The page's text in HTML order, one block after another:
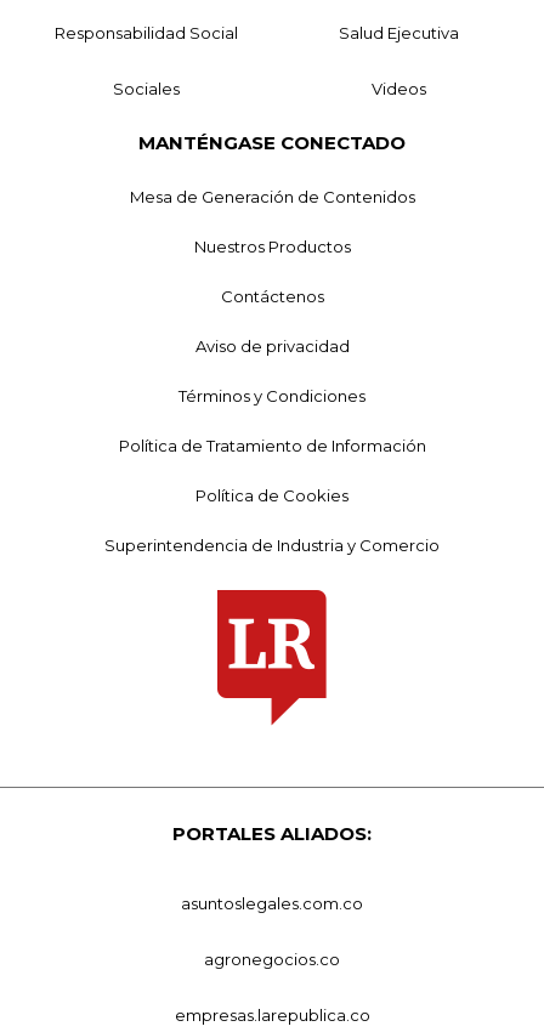
Responsabilidad Social Salud Ejecutiva
Sociales Videos
MANTÉNGASE CONECTADO
Mesa de Generación de Contenidos
Nuestros Productos
Contáctenos
Aviso de privacidad
Términos y Condiciones
Política de Tratamiento de Información
Política de Cookies
Superintendencia de Industria y Comercio
PORTALES ALIADOS:
asuntoslegales.com.co
agronegocios.co
empresas.larepublica.co